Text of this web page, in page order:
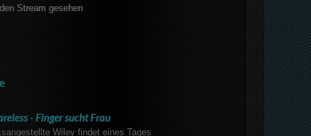
Stream gesehen
- Finger sucht Frau
Wiley findet eines Tages